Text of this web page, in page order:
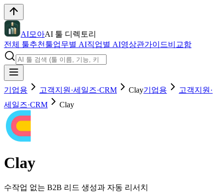
AI모아AI 툴 디렉토리
전체 툴추천툴업무별 AI직업별 AI영상관가이드비교함
기업용 고객지원·세일즈·CRM Clay기업용
고객지원·
세일즈·CRM
Clay
Clay
수작업 없는 B2B 리드 생성과 자동 리서치